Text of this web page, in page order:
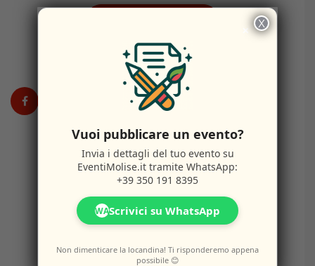
DISCLAIMER
×
Vuoi pubblicare un evento?
Invia i dettagli del tuo evento su
EventiMolise.it tramite WhatsApp:
+39 350 191 8395
WAScrivici su WhatsApp
Non dimenticare la locandina! Ti risponderemo appena
possibile 😊
X